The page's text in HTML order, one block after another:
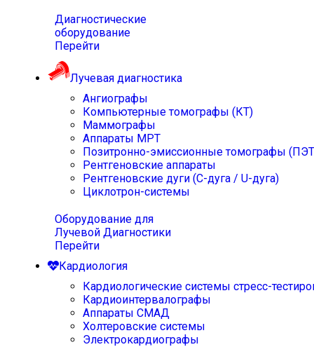
Диагностические
оборудование
Перейти
Лучевая диагностика
Ангиографы
Компьютерные томографы (КТ)
Маммографы
Аппараты МРТ
Позитронно-эмиссионные томографы
Рентгеновские аппараты
Рентгеновские дуги (С-дуга / U-дуга)
Циклотрон-системы
Оборудование для
Лучевой Диагностики
Перейти
Кардиология
Кардиологические системы стресс-
Кардиоинтервалографы
Аппараты СМАД
Холтеровские системы
Электрокардиографы